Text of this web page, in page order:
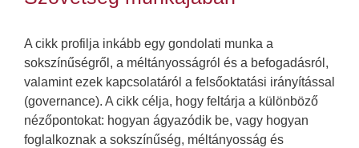
A cikk profilja inkább egy gondolati munka a
sokszínűségről, a méltányosságról és a befogadásról,
valamint ezek kapcsolatáról a felsőoktatási irányítással
(governance). A cikk célja, hogy feltárja a különböző
nézőpontokat: hogyan ágyazódik be, vagy hogyan
foglalkoznak a sokszínűség, méltányosság és